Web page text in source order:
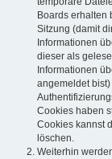
Boards erhalten
Sitzung (damit
Informationen
dieser als
Informationen
angemeldet
Cookies haben
Cookies kannst
löschen.
Weiterhin